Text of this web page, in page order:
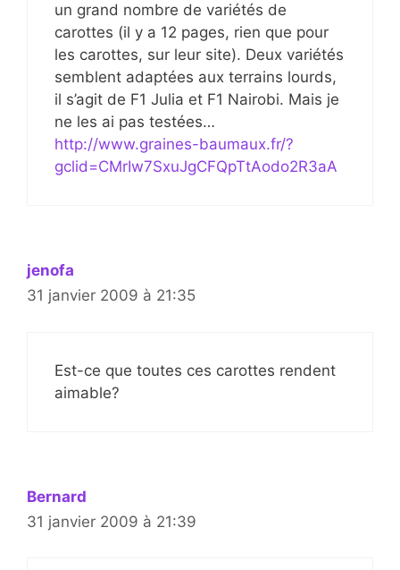
un grand nombre de variétés de
carottes (il y a 12 pages, rien que pour
les carottes, sur leur site). Deux variétés
semblent adaptées aux terrains lourds,
il s’agit de F1 Julia et F1 Nairobi. Mais je
ne les ai pas testées…
http://www.graines-baumaux.fr/?
gclid=CMrIw7SxuJgCFQpTtAodo2R3aA
jenofa
31 janvier 2009 à 21:35
Est-ce que toutes ces carottes rendent
aimable?
Bernard
31 janvier 2009 à 21:39